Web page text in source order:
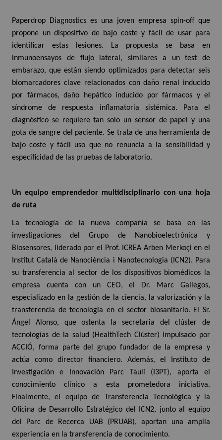
Paperdrop Diagnostics es una joven empresa spin-off que
propone un dispositivo de bajo coste y fácil de usar para
identificar estas lesiones. La propuesta se basa en
inmunoensayos de flujo lateral, similares a un test de
embarazo, que están siendo optimizados para detectar seis
biomarcadores clave relacionados con daño renal inducido
por fármacos, daño hepático inducido por fármacos y el
síndrome de respuesta inflamatoria sistémica. Para el
diagnóstico se requiere tan solo un sensor de papel y una
gota de sangre del paciente. Se trata de una herramienta de
bajo coste y fácil uso que no renuncia a la sensibilidad y
especificidad de las pruebas de laboratorio.
Un equipo emprendedor multidisciplinario con una hoja
de ruta
La tecnología de la nueva compañía se basa en las
investigaciones del Grupo de Nanobioelectrónica y
Biosensores, liderado por el Prof. ICREA Arben Merkoçi en el
Institut Català de Nanociència i Nanotecnologia (ICN2). Para
su transferencia al sector de los dispositivos biomédicos la
empresa cuenta con un CEO, el Dr. Marc Gallegos,
especializado en la gestión de la ciencia, la valorización y la
transferencia de tecnología en el sector biosanitario. El Sr.
Ángel Alonso, que ostenta la secretaria del clúster de
tecnologías de la salud (HealthTech Clúster) impulsado por
ACCIÓ, forma parte del grupo fundador de la empresa y
actúa como director financiero. Además, el Instituto de
Investigación e Innovación Parc Taulí (I3PT), aporta el
conocimiento clínico a esta prometedora iniciativa.
Finalmente, el equipo de Transferencia Tecnológica y la
Oficina de Desarrollo Estratégico del ICN2, junto al equipo
del Parc de Recerca UAB (PRUAB), aportan una amplia
experiencia en la transferencia de conocimiento.